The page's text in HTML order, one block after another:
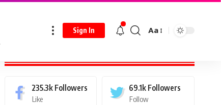
Sign In Aa
235.3k Followers
Like
69.1k Followers
Follow